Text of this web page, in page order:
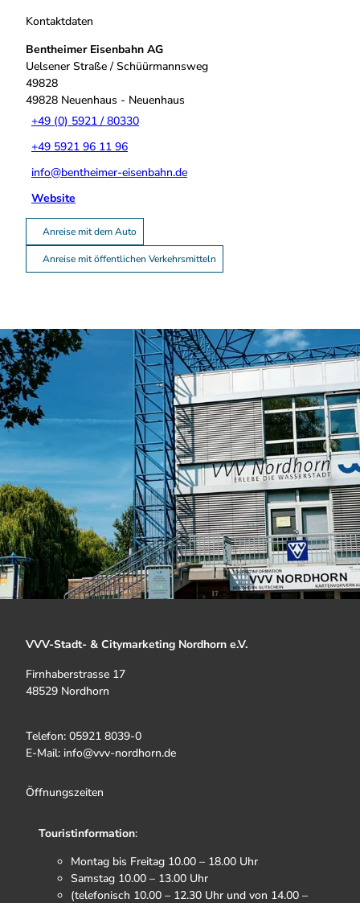
Kontaktdaten
Bentheimer Eisenbahn AG
Uelsener Straße / Schüürmannsweg
49828
49828 Neuenhaus - Neuenhaus
+49 (0) 5921 / 80330
+49 5921 96 11 96
info@bentheimer-eisenbahn.de
Website
Anreise mit dem Auto
Anreise mit öffentlichen Verkehrsmitteln
VVV-Stadt- & Citymarketing Nordhorn e.V.
Firnhaberstrasse 17
48529 Nordhorn
Telefon: 05921 8039-0
E-Mail: info@vvv-nordhorn.de
Öffnungszeiten
Touristinformation:
Montag bis Freitag 10.00 – 18.00 Uhr
Samstag 10.00 – 13.00 Uhr
(telefonisch 10.00 – 12.30 Uhr und von 14.00 –